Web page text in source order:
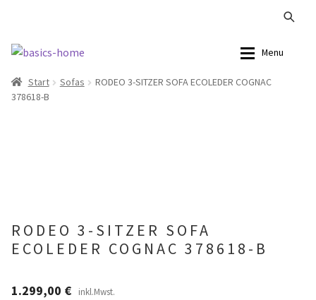
Zur
springen
Zum
springen
Menu
Alle Produkte
Aufbewahrung
Alle Produkte
Summer Sale
Start Sofas
RODEO 3-SITZER SOFA ECOLEDER COGNAC
378618-B
RODEO 3-SITZER SOFA
ECOLEDER COGNAC 378618-B
1.299,00 € inkl.Mwst.